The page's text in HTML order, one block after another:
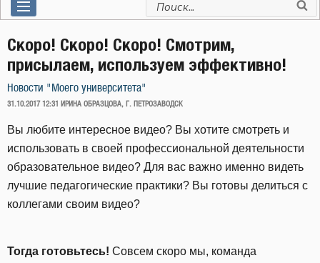
Искать:
Скоро! Скоро! Скоро! Смотрим,
присылаем, используем эффективно!
Новости "Моего университета"
ОПУБЛИКОВАНО
31.10.2017 12:31 ИРИНА ОБРАЗЦОВА, Г. ПЕТРОЗАВОДСК
Вы любите интересное видео? Вы хотите смотреть и
использовать в своей профессиональной деятельности
образовательное видео? Для вас важно именно видеть
лучшие педагогические практики? Вы готовы делиться с
коллегами своим видео?
Тогда готовьтесь! Совсем скоро мы, команда